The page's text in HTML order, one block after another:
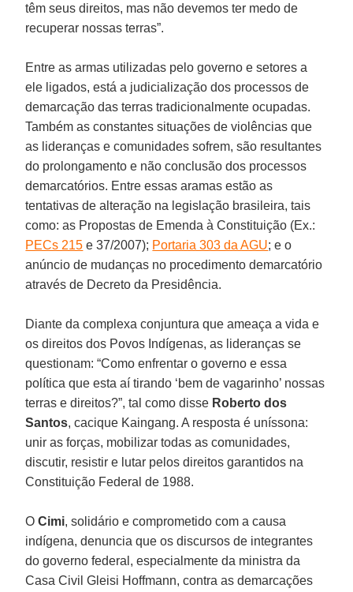
têm seus direitos, mas não devemos ter medo de
recuperar nossas terras”.
Entre as armas utilizadas pelo governo e setores a
ele ligados, está a judicialização dos processos de
demarcação das terras tradicionalmente ocupadas.
Também as constantes situações de violências que
as lideranças e comunidades sofrem, são resultantes
do prolongamento e não conclusão dos processos
demarcatórios. Entre essas aramas estão as
tentativas de alteração na legislação brasileira, tais
como: as Propostas de Emenda à Constituição (Ex.:
PECs 215 e 37/2007); Portaria 303 da AGU; e o
anúncio de mudanças no procedimento demarcatório
através de Decreto da Presidência.
Diante da complexa conjuntura que ameaça a vida e
os direitos dos Povos Indígenas, as lideranças se
questionam: “Como enfrentar o governo e essa
política que esta aí tirando ‘bem de vagarinho’ nossas
terras e direitos?”, tal como disse Roberto dos
Santos, cacique Kaingang. A resposta é uníssona:
unir as forças, mobilizar todas as comunidades,
discutir, resistir e lutar pelos direitos garantidos na
Constituição Federal de 1988.
OCimi, solidário e comprometido com a causa
indígena, denuncia que os discursos de integrantes
do governo federal, especialmente da ministra da
Casa Civil Gleisi Hoffmann, contra as demarcações